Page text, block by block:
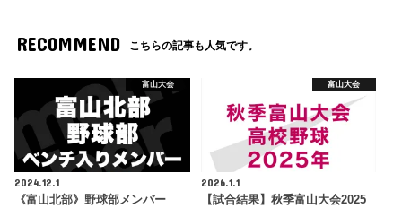
RECOMMEND こちらの記事も人気です。
富山大会
2024.12.1
《富山北部》野球部メンバー
富山大会
2026.1.1
【試合結果】秋季富山大会2025